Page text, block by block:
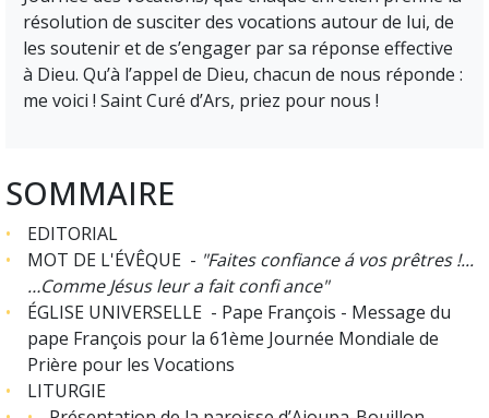
résolution de susciter des vocations autour de lui, de
les soutenir et de s’engager par sa réponse effective
à Dieu. Qu’à l’appel de Dieu, chacun de nous réponde :
me voici ! Saint Curé d’Ars, priez pour nous !
SOMMAIRE
EDITORIAL
MOT DE L'ÉVÊQUE - "Faites confiance á vos prêtres !...
…Comme Jésus leur a fait confi ance"
ÉGLISE UNIVERSELLE - Pape François - Message du
pape François pour la 61ème Journée Mondiale de
Prière pour les Vocations
LITURGIE